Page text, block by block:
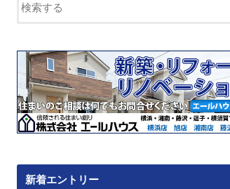
新着エントリー